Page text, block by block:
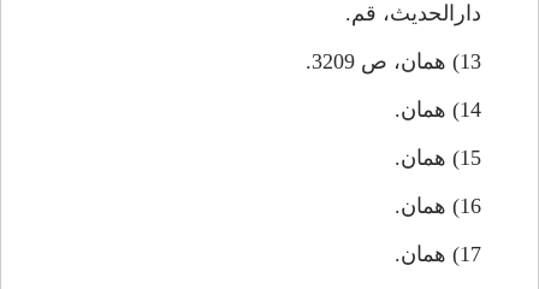
دارالحديث، قم.
13) همان، ص 3209.
14) همان.
15) همان.
16) همان.
17) همان.